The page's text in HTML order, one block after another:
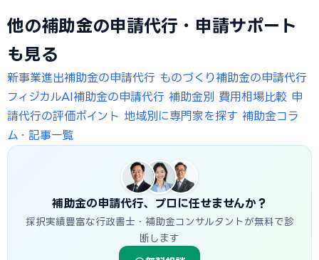
他の補助金の申請代行・申請サポート
も見る
新事業進出補助金の申請代行 ものづくり補助金の申請代行
フィジカルAI補助金の申請代行 補助金別 費用相場比較 申
請代行の評価ポイント 地域別に専門家を探す 補助金コラ
ム・記事一覧
補助金の申請代行、プロに任せませんか？
採択実績豊富な行政書士・補助金コンサルタントが無料で診
断します